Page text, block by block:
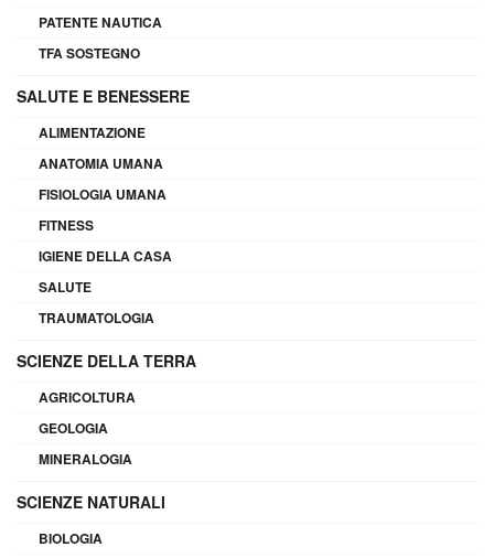
PATENTE NAUTICA
TFA SOSTEGNO
SALUTE E BENESSERE
ALIMENTAZIONE
ANATOMIA UMANA
FISIOLOGIA UMANA
FITNESS
IGIENE DELLA CASA
SALUTE
TRAUMATOLOGIA
SCIENZE DELLA TERRA
AGRICOLTURA
GEOLOGIA
MINERALOGIA
SCIENZE NATURALI
BIOLOGIA